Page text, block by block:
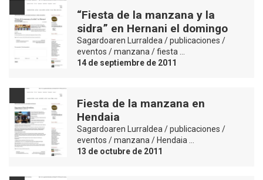
“Fiesta de la manzana y la
sidra” en Hernani el domingo
Sagardoaren Lurraldea / publicaciones /
eventos / manzana / fiesta …
14 de septiembre de 2011
Fiesta de la manzana en
Hendaia
Sagardoaren Lurraldea / publicaciones /
eventos / manzana / Hendaia …
13 de octubre de 2011